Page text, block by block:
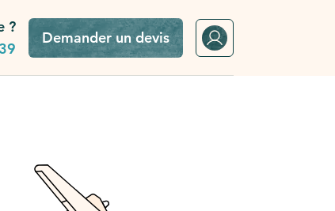
?
Demander un devis